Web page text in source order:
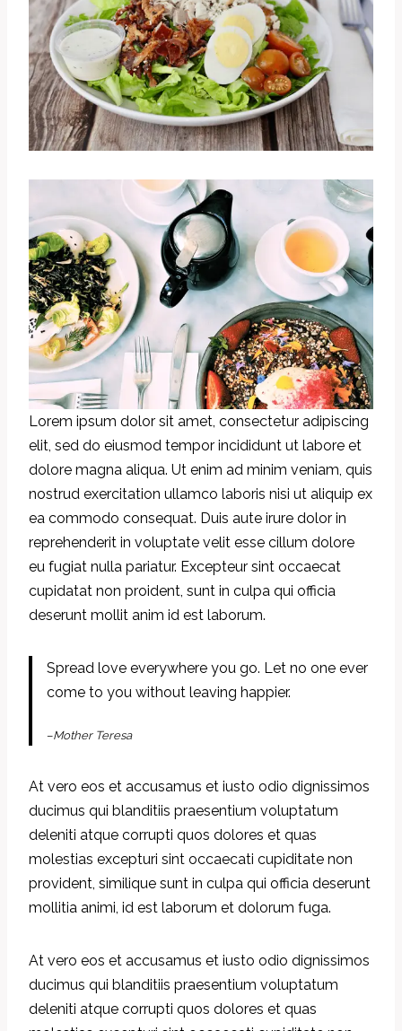
Lorem ipsum dolor sit amet, consectetur adipiscing
elit, sed do eiusmod tempor incididunt ut labore et
dolore magna aliqua. Ut enim ad minim veniam, quis
nostrud exercitation ullamco laboris nisi ut aliquip ex
ea commodo consequat. Duis aute irure dolor in
reprehenderit in voluptate velit esse cillum dolore
eu fugiat nulla pariatur. Excepteur sint occaecat
cupidatat non proident, sunt in culpa qui officia
deserunt mollit anim id est laborum.
Spread love everywhere you go. Let no one ever
come to you without leaving happier.
–Mother Teresa
At vero eos et accusamus et iusto odio dignissimos
ducimus qui blanditiis praesentium voluptatum
deleniti atque corrupti quos dolores et quas
molestias excepturi sint occaecati cupiditate non
provident, similique sunt in culpa qui officia deserunt
mollitia animi, id est laborum et dolorum fuga.
At vero eos et accusamus et iusto odio dignissimos
ducimus qui blanditiis praesentium voluptatum
deleniti atque corrupti quos dolores et quas